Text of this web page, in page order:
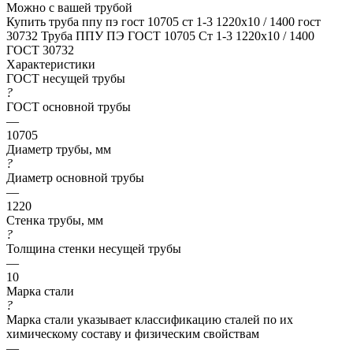
Можно с вашей трубой
Купить труба ппу пэ гост 10705 ст 1-3 1220x10 / 1400 гост
30732 Труба ППУ ПЭ ГОСТ 10705 Ст 1-3 1220x10 / 1400
ГОСТ 30732
Характеристики
ГОСТ несущей трубы
?
ГОСТ основной трубы
—
10705
Диаметр трубы, мм
?
Диаметр основной трубы
—
1220
Стенка трубы, мм
?
Толщина стенки несущей трубы
—
10
Марка стали
?
Марка стали указывает классификацию сталей по их
химическому составу и физическим свойствам
—